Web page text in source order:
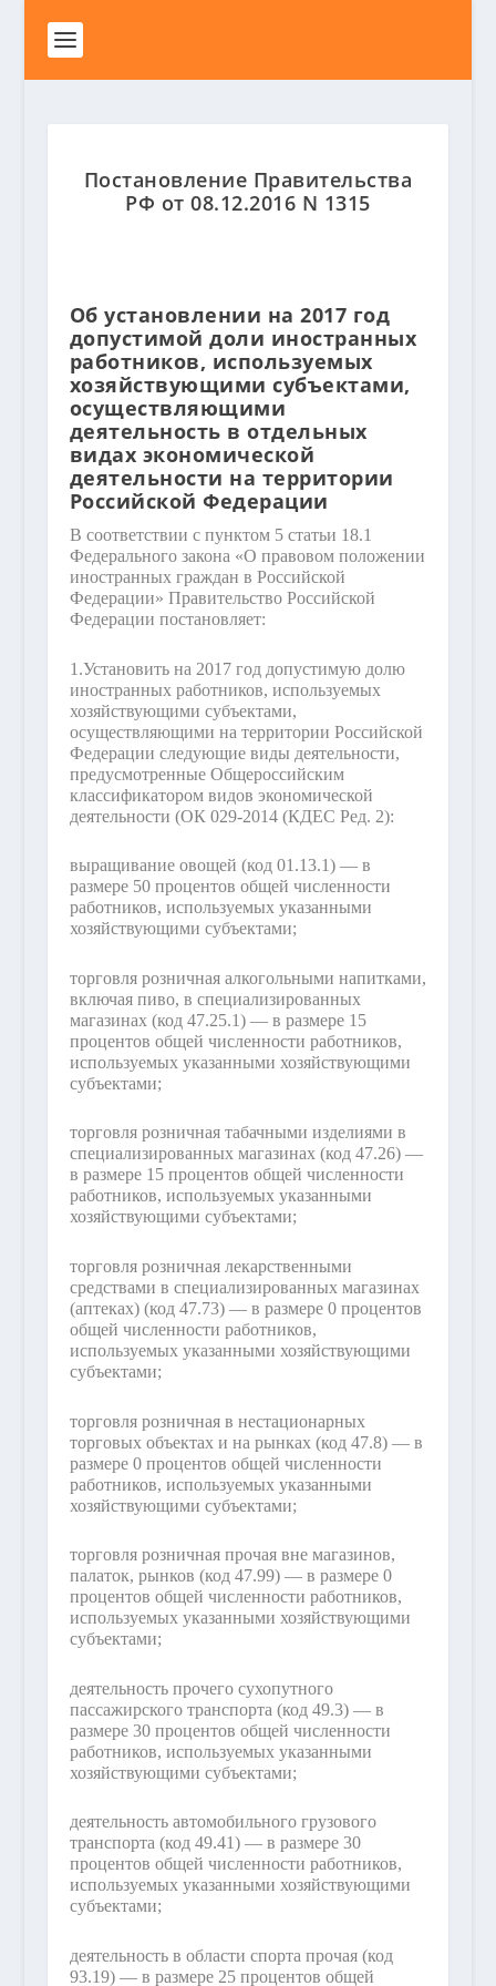
Постановление Правительства
РФ от 08.12.2016 N 1315
Об установлении на 2017 год
допустимой доли иностранных
работников, используемых
хозяйствующими субъектами,
осуществляющими
деятельность в отдельных
видах экономической
деятельности на территории
Российской Федерации
В соответствии с пунктом 5 статьи 18.1
Федерального закона «О правовом положении
иностранных граждан в Российской
Федерации» Правительство Российской
Федерации постановляет:
1.Установить на 2017 год допустимую долю
иностранных работников, используемых
хозяйствующими субъектами,
осуществляющими на территории Российской
Федерации следующие виды деятельности,
предусмотренные Общероссийским
классификатором видов экономической
деятельности (ОК 029-2014 (КДЕС Ред. 2):
выращивание овощей (код 01.13.1) — в
размере 50 процентов общей численности
работников, используемых указанными
хозяйствующими субъектами;
торговля розничная алкогольными напитками,
включая пиво, в специализированных
магазинах (код 47.25.1) — в размере 15
процентов общей численности работников,
используемых указанными хозяйствующими
субъектами;
торговля розничная табачными изделиями в
специализированных магазинах (код 47.26) —
в размере 15 процентов общей численности
работников, используемых указанными
хозяйствующими субъектами;
торговля розничная лекарственными
средствами в специализированных магазинах
(аптеках) (код 47.73) — в размере 0 процентов
общей численности работников,
используемых указанными хозяйствующими
субъектами;
торговля розничная в нестационарных
торговых объектах и на рынках (код 47.8) — в
размере 0 процентов общей численности
работников, используемых указанными
хозяйствующими субъектами;
торговля розничная прочая вне магазинов,
палаток, рынков (код 47.99) — в размере 0
процентов общей численности работников,
используемых указанными хозяйствующими
субъектами;
деятельность прочего сухопутного
пассажирского транспорта (код 49.3) — в
размере 30 процентов общей численности
работников, используемых указанными
хозяйствующими субъектами;
деятельность автомобильного грузового
транспорта (код 49.41) — в размере 30
процентов общей численности работников,
используемых указанными хозяйствующими
субъектами;
деятельность в области спорта прочая (код
93.19) — в размере 25 процентов общей